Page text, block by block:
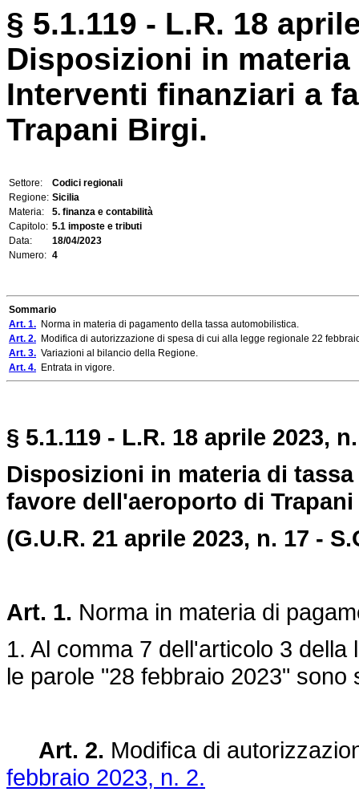
§ 5.1.119 - L.R. 18
Disposizioni in
Interventi finanziari a
Trapani Birgi.
Settore:
Codici regionali
Regione: Sicilia
Materia:
5. finanza e contabilità
Capitolo: 5.1 imposte e tributi
Data:
18/04/2023
Numero: 4
Sommario
Art. 1. Norma in materia di pagamento della tassa automobilistica.
Art. 2. Modifica di autorizzazione di spesa di cui alla legge regionale 22
Art. 3. Variazioni al bilancio della Regione.
Art. 4. Entrata in vigore.
§ 5.1.119 - L.R. 18 aprile 2023,
Disposizioni in materia di
favore dell'aeroporto di
(G.U.R. 21 aprile 2023, n. 17 -
Art. 1. Norma in materia di
1. Al comma 7 dell'articolo 3
le parole "28 febbraio 2023"
Art. 2. Modifica di
febbraio 2023, n. 2.